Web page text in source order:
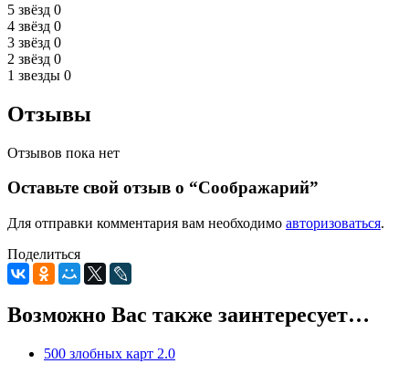
5 звёзд 0
4 звёзд 0
3 звёзд 0
2 звёзд 0
1 звезды 0
Отзывы
Отзывов пока нет
Оставьте свой отзыв о “Соображарий”
Для отправки комментария вам необходимо авторизоваться.
Поделиться
Возможно Вас также заинтересует…
500 злобных карт 2.0